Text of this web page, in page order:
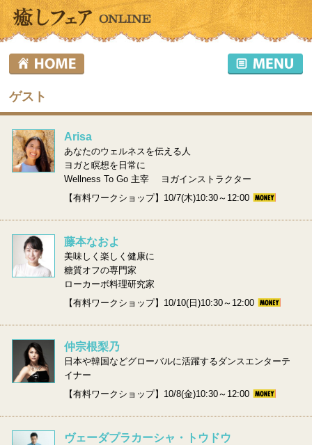
ゲスト
Arisa
あなたのウェルネスを伝える人
ヨガと瞑想を日常に
Wellness To Go 主宰 ヨガインストラクター
【有料ワークショップ】10/7(木)10:30～12:00
藤本なおよ
美味しく楽しく健康に
糖質オフの専門家
ローカーボ料理研究家
【有料ワークショップ】10/10(日)10:30～12:00
仲宗根梨乃
日本や韓国などグローバルに活躍するダンスエンターテ
イナー
【有料ワークショップ】10/8(金)10:30～12:00
ヴェーダプラカーシャ・トウドウ